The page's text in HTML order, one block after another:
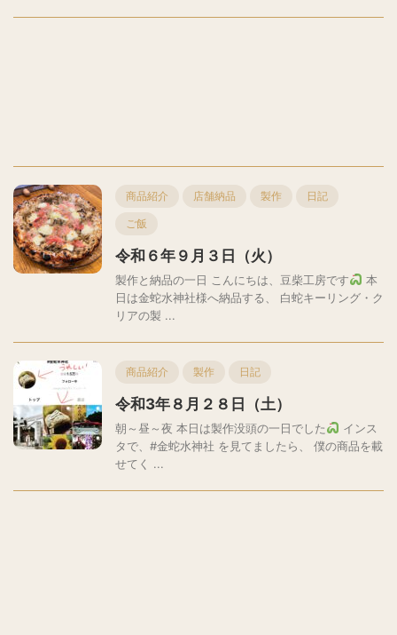
商品紹介 店舗納品 製作 日記
ご飯
令和６年９月３日（火）
製作と納品の一日 こんにちは、豆柴工房です
本
日は金蛇水神社様へ納品する、 白蛇キーリング・ク
リアの製 ...
商品紹介 製作 日記
令和3年８月２８日（土）
朝～昼～夜 本日は製作没頭の一日でした
インス
タで、#金蛇水神社 を見てましたら、 僕の商品を載
せてく ...